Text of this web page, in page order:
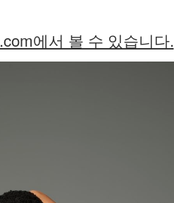
에서 볼 수 있습니다.